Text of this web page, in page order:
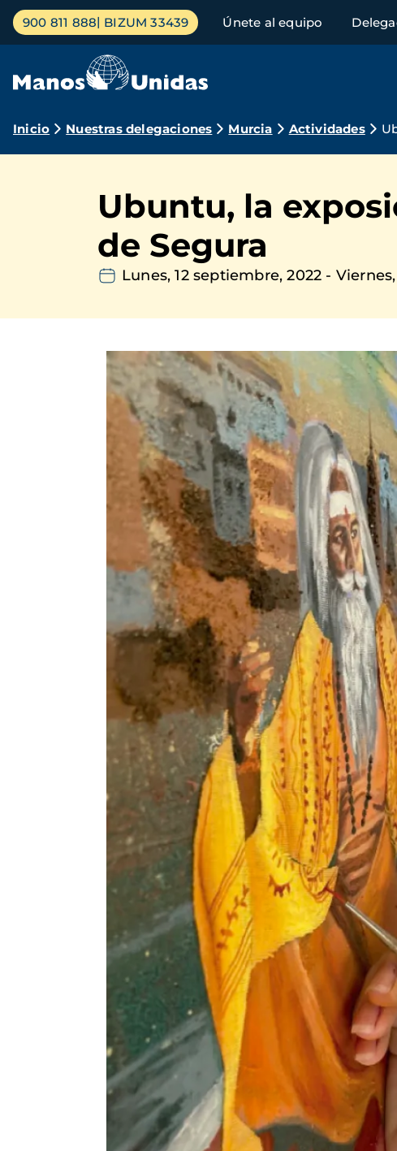
Pasar
contenido
Menú
principal
900 811 888 BIZUM 33439 Únete al equipo
Ruta
navegación
Inicio Nuestras delegaciones Murcia Actividades
Ubuntu, la
de Segura
Lunes, 12 septiembre, 2022 -